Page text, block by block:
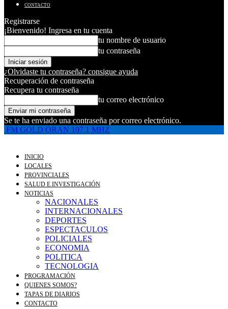
CONTACTO
Registrarse
¡Bienvenido! Ingresa en tu cuenta
tu nombre de usuario
tu contraseña
¿Olvidaste tu contraseña? consigue ayuda
Recuperación de contraseña
Recupera tu contraseña
tu correo electrónico
Se te ha enviado una contraseña por correo electrónico.
FM GOLD ORAN 107.1 MHZ
INICIO
LOCALES
PROVINCIALES
SALUD E INVESTIGACIÓN
NOTICIAS
NACIONALES
INTERNACIONALES
DEPORTES
ESPECTACULOS
POLICIALES
ECONOMIA
POLITICA
TECNOLOGIA
PROGRAMACIÓN
QUIENES SOMOS?
TAPAS DE DIARIOS
CONTACTO